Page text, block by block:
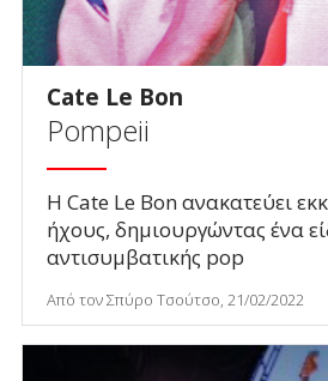
Cate Le Bon
Pompeii
Η Cate Le Bon ανακατεύει
ήχους, δημιουργώντας ένα
αντισυμβατικής pop
Από τον Σπύρο Τσούτσο, 21/02/2022